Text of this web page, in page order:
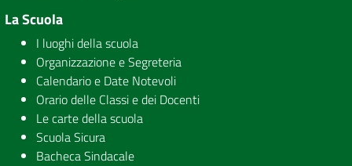
La Scuola
I luoghi della scuola
Organizzazione e Segreteria
Calendario e Date Notevoli
Orario delle Classi e dei Docenti
Le carte della scuola
Scuola Sicura
Bacheca Sindacale